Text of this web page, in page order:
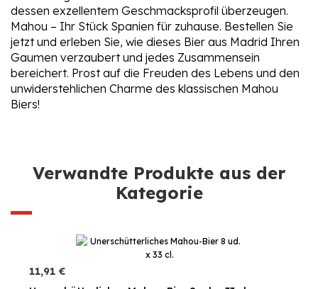
dessen exzellentem Geschmacksprofil überzeugen.
Mahou – Ihr Stück Spanien für zuhause. Bestellen Sie
jetzt und erleben Sie, wie dieses Bier aus Madrid Ihren
Gaumen verzaubert und jedes Zusammensein
bereichert. Prost auf die Freuden des Lebens und den
unwiderstehlichen Charme des klassischen Mahou
Biers!
Verwandte Produkte aus der
Kategorie
11,91 €